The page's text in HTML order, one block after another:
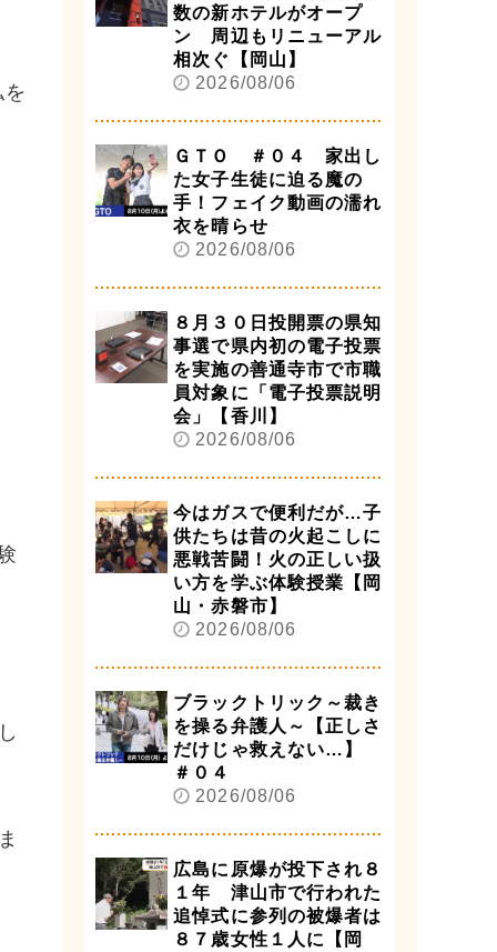
数の新ホテルがオープ
ン 周辺もリニューアル
相次ぐ【岡山】
2026/08/06
ＧＴＯ ＃０４ 家出し
た女子生徒に迫る魔の
手！フェイク動画の濡れ
衣を晴らせ
2026/08/06
８月３０日投開票の県知
事選で県内初の電子投票
を実施の善通寺市で市職
員対象に「電子投票説明
会」【香川】
2026/08/06
今はガスで便利だが…子
供たちは昔の火起こしに
悪戦苦闘！火の正しい扱
い方を学ぶ体験授業【岡
山・赤磐市】
2026/08/06
ブラックトリック～裁き
を操る弁護人～【正しさ
だけじゃ救えない…】
＃０４
2026/08/06
広島に原爆が投下され８
１年 津山市で行われた
追悼式に参列の被爆者は
８７歳女性１人に【岡